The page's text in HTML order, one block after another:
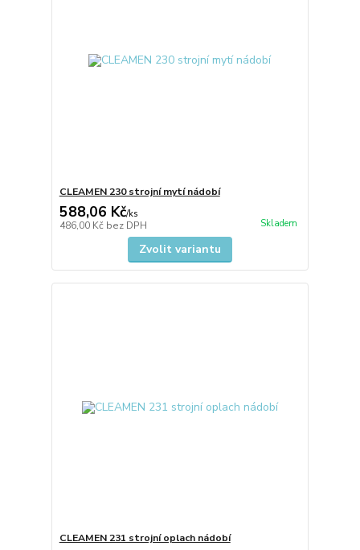
CLEAMEN 230 strojní mytí nádobí
588,06 Kč/ks
486,00 Kč bez DPH Skladem
Zvolit variantu
CLEAMEN 231 strojní oplach nádobí